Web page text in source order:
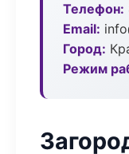
Телефон:
Email:
Город:
Режим